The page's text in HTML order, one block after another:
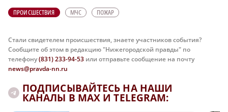
ПРОИСШЕСТВИЯ МЧС ПОЖАР
Стали свидетелем происшествия, знаете участников события?
Сообщите об этом в редакцию "Нижегородской правды" по
телефону(831) 233-94-53 или отправьте сообщение на почту
news@pravda-nn.ru
ПОДПИСЫВАЙТЕСЬ НА НАШИ
КАНАЛЫ В MAX И TELEGRAM: